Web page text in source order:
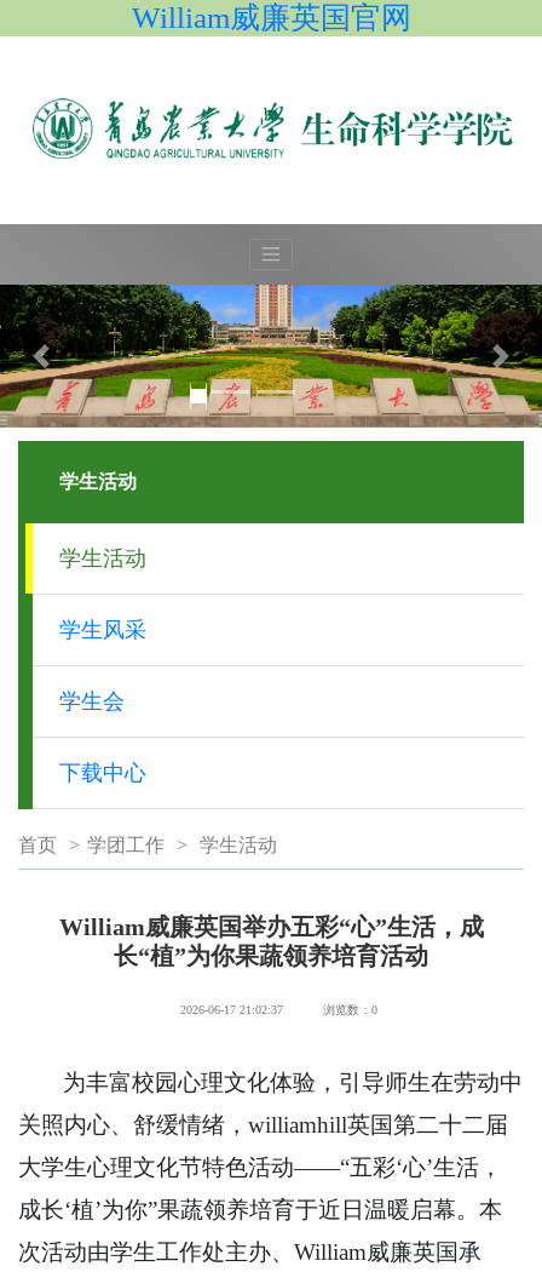
William威廉英国官网
学生活动
学生活动
学生风采
学生会
下载中心
首页 > 学团工作 > 学生活动
William威廉英国举办五彩“心”生活，成
长“植”为你果蔬领养培育活动
2026-06-17 21:02:37 浏览数： 0
为丰富校园心理文化体验，引导师生在劳动中
关照内心、舒缓情绪，williamhill英国第二十二届
大学生心理文化节特色活动——“五彩‘心’生活，
成长‘植’为你”果蔬领养培育于近日温暖启幕。本
次活动由学生工作处主办、William威廉英国承